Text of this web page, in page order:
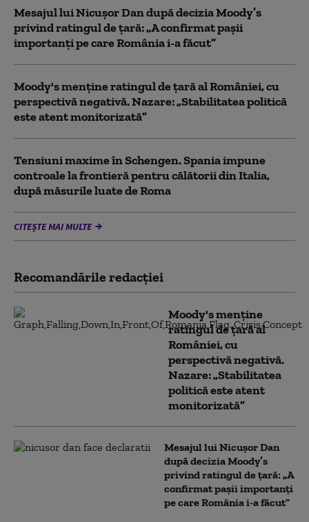
Mesajul lui Nicușor Dan după decizia Moody’s
privind ratingul de țară: „A confirmat pașii
importanți pe care România i-a făcut”
Moody's menține ratingul de țară al României, cu
perspectivă negativă. Nazare: „Stabilitatea politică
este atent monitorizată”
Tensiuni maxime în Schengen. Spania impune
controale la frontieră pentru călătorii din Italia,
după măsurile luate de Roma
CITEȘTE MAI MULTE
Recomandările redacţiei
Moody's menține
ratingul de țară al
României, cu
perspectivă negativă.
Nazare: „Stabilitatea
politică este atent
monitorizată”
Mesajul lui Nicușor Dan
după decizia Moody’s
privind ratingul de țară: „A
confirmat pașii importanți
pe care România i-a făcut”